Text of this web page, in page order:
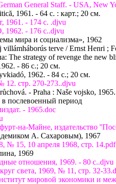
General Staff. - USA, New
1961. - 64 с. : карт.; 20 см.
1961. - 174 с. .djvu
1962. - 176 с..djvu
мира и социализма», 1962
terve / Ernst Henri ;
The strategy of revenge the new
- 86 с.; 20 см.
1962. - 84 с.; 20 см.
12. стр. 270-273..djvu
- Praha : Naše vojsko,
послевоенный период
- 1965.doc
на-Майне, издательство
А. Сахаровым), 1967
№ 15, 10 апреля 1968, стр. 14.pdf
1969
отношения, 1969. - 80 с..djvu
света, 1969, № 11, стр. 32-
мировой экономики и